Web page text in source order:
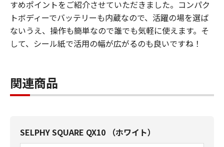
すめポイントをご紹介させていただきました。コンパク
トボディーでバッテリーも内蔵なので、活躍の場を選ば
ないうえ、操作も簡単なので誰でも気軽に使えます。そ
して、シール紙で活用の幅が広がるのも良いですね！
関連商品
SELPHY SQUARE QX10 （ホワイト）